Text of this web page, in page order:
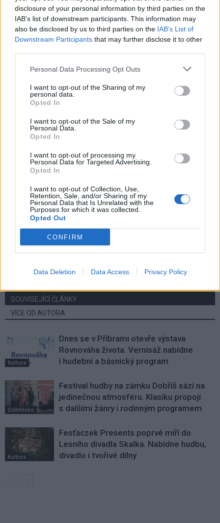
disclosure of your personal information by third parties on the
IAB’s list of downstream participants. This information may
also be disclosed by us to third parties on the IAB’s List of
Downstream Participants that may further disclose it to other
Personal Data Processing Opt Outs
I want to opt-out of the Sharing of my
personal data.
Opted In
I want to opt-out of the Sale of my
Personal Data.
Opted In
I want to opt-out of processing my
Personal Data for Targeted Advertising.
Opted In
I want to opt-out of Collection, Use,
Retention, Sale, and/or Sharing of my
Personal Data that Is Unrelated with the
Purposes for which it was collected.
Opted Out
CONFIRM
Data Deletion Data Access Privacy Policy
Laura Limbourg, Girl with flowers, 2022, akryl na plátně Zdroj: Galerie Františka Drtikola
Komentáře
Galerie Františka Drtikola Jan Freiberg
Konfigurace
Příbram
vernisáž
Předchozí článek
Volejbalový klub představil
nového generálního sponzora
Následující článek
výzvu na příjem žádostí
SOUVISEJÍCÍ ČLÁNKY
VÍCE OD AUTORA
Kultura
Dnes se v Příbrami otevře výstava
Rovnováha života. Vernisáž nabídne
i hudební a básnický program
Dobříšsko
Festival hudby na zámku Dobříš sází na
jedinečnou atmosféru. Klasiku propojí
s dalšími žánry i rodinným programem
Kultura
Fesťáczek Presents poprvé míří do
Lesního divadla Skalka. Nabídne hudbu,
divadlo i tvořivé dílny